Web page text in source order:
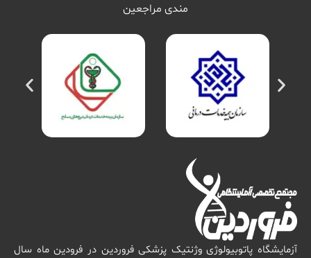
مندی مراجعین
آزمایشگاه پاتوبیولوژی وژنتیک پزشکی فروردین در فرودین ماه سال